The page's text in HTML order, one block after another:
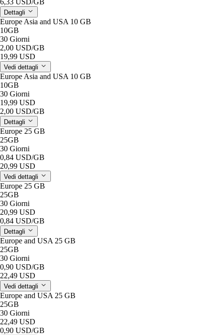
Dettagli
Europe Asia and USA 10 GB
10GB
30 Giorni
2,00 USD/GB
19,99 USD
Vedi dettagli
Europe Asia and USA 10 GB
10GB
30 Giorni
19,99 USD
2,00 USD/GB
Dettagli
Europe 25 GB
25GB
30 Giorni
0,84 USD/GB
20,99 USD
Vedi dettagli
Europe 25 GB
25GB
30 Giorni
20,99 USD
0,84 USD/GB
Dettagli
Europe and USA 25 GB
25GB
30 Giorni
0,90 USD/GB
22,49 USD
Vedi dettagli
Europe and USA 25 GB
25GB
30 Giorni
22,49 USD
0,90 USD/GB